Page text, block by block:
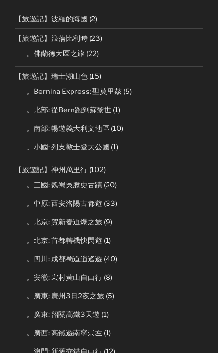
【旅遊記】波羅的海國 (2)
【旅遊記】浪蕩比利時 (23)
。佛蘭德大區之旅 (22)
【旅遊記】瑞士湖山色 (15)
。Bernina Express: 聖莫里茲 (5)
。北部: 從Bern跑到蘇黎世 (1)
。南部: 暢遊義大利文地區 (10)
。小國: 列支敦士登大公國 (1)
【旅遊記】神州萬里行 (102)
。三國: 魏蜀吳歷史古蹟 (20)
。中原: 西安洛陽古都遊 (33)
。北京: 賀新春迫爆之旅 (9)
。北京: 首都轉機快閃遊 (1)
。四川: 成都蜀道逍遙遊 (40)
。安徽: 宏村黃山自由行 (8)
。廣東: 廣州3日2夜之旅 (5)
。廣東: 韶關高鐵3天遊 (1)
。廣西: 高鐵遊南寧崇左 (1)